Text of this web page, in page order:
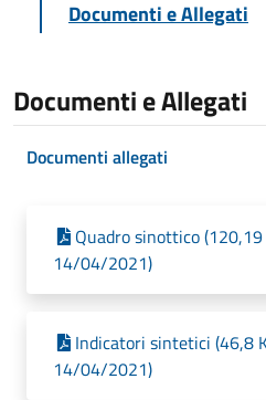
Documenti e Allegati
Documenti e Allegati
Documenti allegati
Quadro sinottico
14/04/2021)
Indicatori sintetici (46,8
14/04/2021)